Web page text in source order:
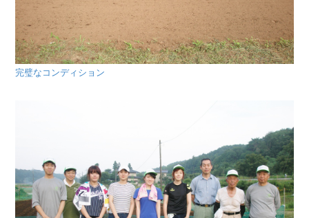
完璧なコンディション